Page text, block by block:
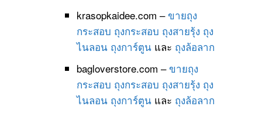
krasopkaidee.com –ขายถุง
กระสอบ ถุงกระสอบ ถุงสายรุ้ง ถุง
ไนลอน ถุงการ์ตูนและ ถุงล้อลาก
bagloverstore.com –ขายถุง
กระสอบ ถุงกระสอบ ถุงสายรุ้ง ถุง
ไนลอน ถุงการ์ตูนและ ถุงล้อลาก